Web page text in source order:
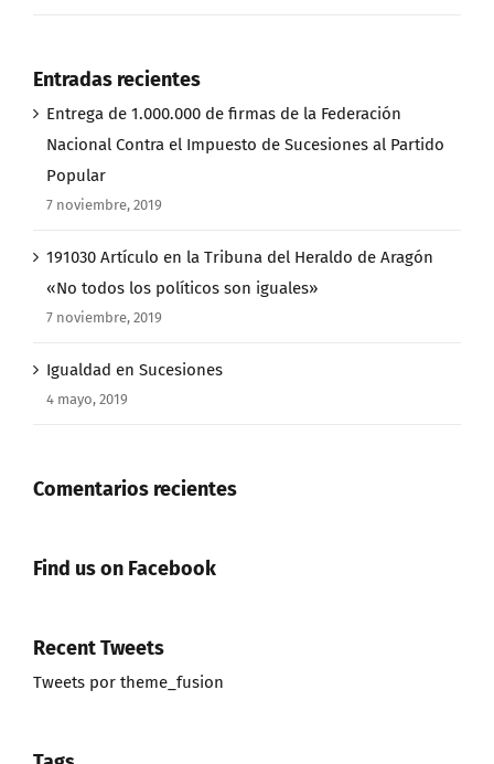
Entradas recientes
Entrega de 1.000.000 de firmas de la Federación
Nacional Contra el Impuesto de Sucesiones al Partido
Popular
7 noviembre, 2019
191030 Artículo en la Tribuna del Heraldo de Aragón
«No todos los políticos son iguales»
7 noviembre, 2019
Igualdad en Sucesiones
4 mayo, 2019
Comentarios recientes
Find us on Facebook
Recent Tweets
Tweets por theme_fusion